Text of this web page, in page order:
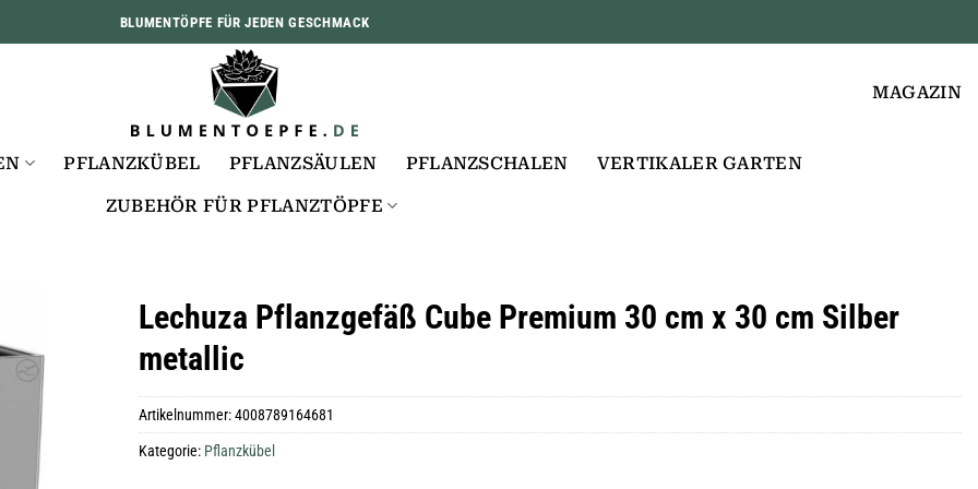
BLUMENTÖPFE FÜR JEDEN GESCHMACK
MAGAZIN
PFLANZKÜBEL PFLANZSÄULEN PFLANZSCHALEN VERTIKALER GARTEN
ZUBEHÖR FÜR PFLANZTÖPFE
Lechuza Pflanzgefäß Cube Premium 30 cm x 30 cm Silber
metallic
Artikelnummer:4008789164681
Kategorie: Pflanzkübel